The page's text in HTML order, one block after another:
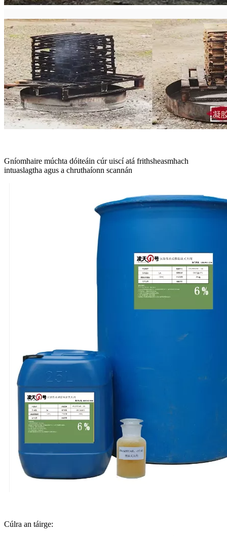
Gníomhaire múchta dóiteáin cúr uiscí atá frithsheasmhach
intuaslagtha agus a chruthaíonn scannán
Cúlra an táirge: